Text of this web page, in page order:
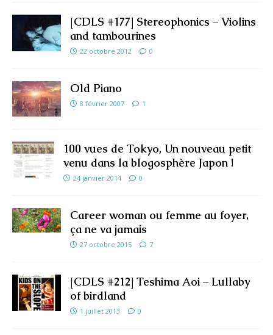
[CDLS #177] Stereophonics – Violins
and tambourines
22 octobre 2012 0
Old Piano
8 février 2007 1
100 vues de Tokyo, Un nouveau petit
venu dans la blogosphère Japon !
24 janvier 2014 0
Career woman ou femme au foyer,
ça ne va jamais
27 octobre 2015 7
[CDLS #212] Teshima Aoi – Lullaby
of birdland
1 juillet 2013 0